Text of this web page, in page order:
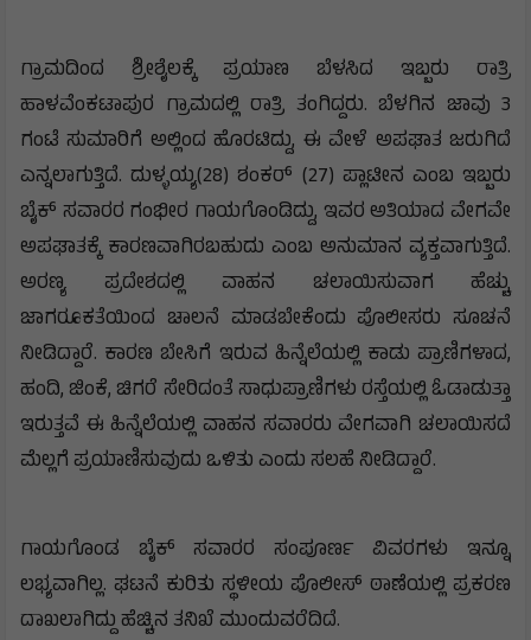
ಗ್ರಾಮದಿಂದ ಶ್ರೀಶೈಲಕ್ಕೆ ಪ್ರಯಾಣ ಬೆಳಸಿದ ಇಬ್ಬರು ರಾತ್ರಿ
ಹಾಳವೆಂಕಟಾಪುರ ಗ್ರಾಮದಲ್ಲಿ ರಾತ್ರಿ ತಂಗಿದ್ದರು. ಬೆಳಗಿನ ಜಾವು 3
ಗಂಟೆ ಸುಮಾರಿಗೆ ಅಲ್ಲಿಂದ ಹೊರಟಿದ್ದು, ಈ ವೇಳೆ ಅಪಘಾತ ಜರುಗಿದೆ
ಎನ್ನಲಾಗುತ್ತಿದೆ. ದುಳ್ಳಯ್ಯ(28) ಶಂಕರ್ (27) ಪ್ಲಾಟೀನ ಎಂಬ ಇಬ್ಬರು
ಬೈಕ್ ಸವಾರರ ಗಂಭೀರ ಗಾಯಗೊಂಡಿದ್ದು, ಇವರ ಅತಿಯಾದ ವೇಗವೇ
ಅಪಘಾತಕ್ಕೆ ಕಾರಣವಾಗಿರಬಹುದು ಎಂಬ ಅನುಮಾನ ವ್ಯಕ್ತವಾಗುತ್ತಿದೆ.
ಅರಣ್ಯ ಪ್ರದೇಶದಲ್ಲಿ ವಾಹನ ಚಲಾಯಿಸುವಾಗ ಹೆಚ್ಚು
ಜಾಗರೂಕತೆಯಿಂದ ಚಾಲನೆ ಮಾಡಬೇಕೆಂದು ಪೊಲೀಸರು ಸೂಚನೆ
ನೀಡಿದ್ದಾರೆ. ಕಾರಣ ಬೇಸಿಗೆ ಇರುವ ಹಿನ್ನೆಲೆಯಲ್ಲಿ ಕಾಡು ಪ್ರಾಣಿಗಳಾದ,
ಹಂದಿ, ಜಿಂಕೆ, ಚಿಗರೆ ಸೇರಿದಂತೆ ಸಾಧುಪ್ರಾಣಿಗಳು ರಸ್ತೆಯಲ್ಲಿ ಓಡಾಡುತ್ತಾ
ಇರುತ್ತವೆ ಈ ಹಿನ್ನೆಲೆಯಲ್ಲಿ ವಾಹನ ಸವಾರರು ವೇಗವಾಗಿ ಚಲಾಯಿಸದೆ
ಮೆಲ್ಲಗೆ ಪ್ರಯಾಣಿಸುವುದು ಒಳಿತು ಎಂದು ಸಲಹೆ ನೀಡಿದ್ದಾರೆ.
ಗಾಯಗೊಂಡ ಬೈಕ್ ಸವಾರರ ಸಂಪೂರ್ಣ ವಿವರಗಳು ಇನ್ನೂ
ಲಭ್ಯವಾಗಿಲ್ಲ. ಘಟನೆ ಕುರಿತು ಸ್ಥಳೀಯ ಪೊಲೀಸ್ ಠಾಣೆಯಲ್ಲಿ ಪ್ರಕರಣ
ದಾಖಲಾಗಿದ್ದು ಹೆಚ್ಚಿನ ತನಿಖೆ ಮುಂದುವರೆದಿದೆ.